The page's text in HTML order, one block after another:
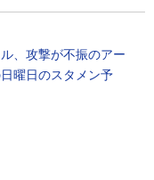
、攻撃が不振のアー
曜日のスタメン予